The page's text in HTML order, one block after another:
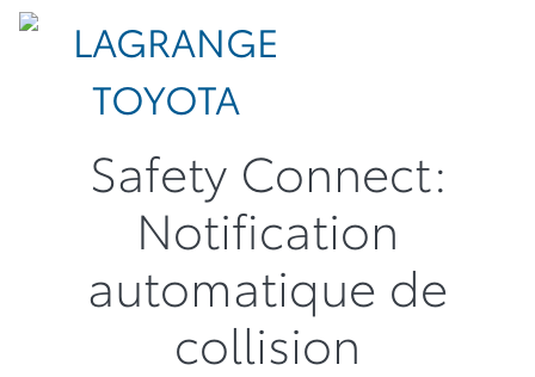
Safety Connect:
Notification
automatique de
collision